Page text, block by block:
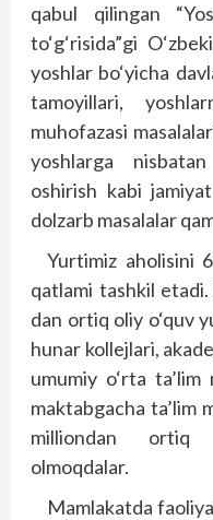
qabul qilingan
to‘g‘risida”gi
yoshlar bo‘yicha
tamoyillari,
muhofazasi
yoshlarga
oshirish kabi
dolzarb masalalar
Yurtimiz aholisini
qatlami tashkil
dan ortiq oliy o‘quv
hunar kollejlari,
umumiy o‘rta
maktabgacha ta’lim
milliondan ortiq
olmoqdalar.
Mamlakatda